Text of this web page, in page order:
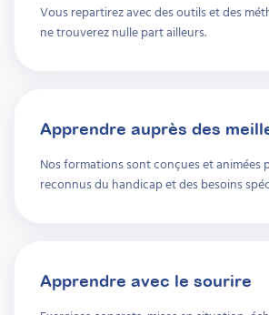
À découvrir
Vous repartirez avec des outils et des
ne trouverez nulle part ailleurs.
Apprendre auprès des
Nos formations sont conçues et animées
reconnus du handicap et des besoins
Apprendre avec le sourire